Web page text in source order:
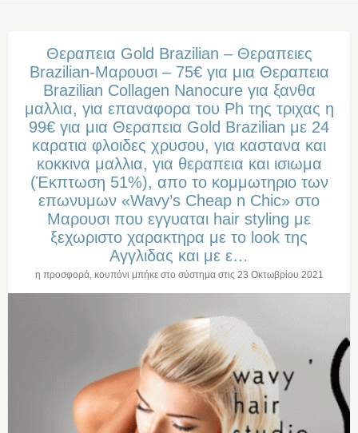
Θεραπεια Gold Brazilian – Θεραπειες
Brazilian-Μαρουσι – 75€ για μια Θεραπεια
Brazilian Collagen Nanocure για ξανθα
μαλλια, για επαναφορα του Ph της τριχας η
99€ για μια Θεραπεια Gold Brazilian με 24
καρατια φλοιδες χρυσου, για καστανα και
κοκκινα μαλλια, για θεραπεια και ισιωμα
(Έκπτωση 51%), απο το κομμωτηριο των
επωνυμων «Wavy’s Cheap n Chic» στο
Μαρουσι που εγγυαται hair styling με
ξεχωριστο χαρακτηρα με το look της
Αγγλιδας και με ε…
η προσφορά, κουπόνι μπήκε στο σύστημα στις 23 Οκτωβρίου 2021